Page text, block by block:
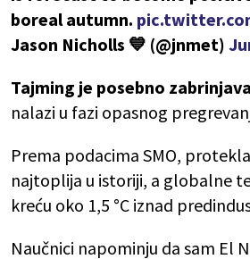
boreal autumn.
Jason Nicholls 💙 (@jnmet)
Tajming je posebno
nalazi u fazi opasnog
Prema podacima SMO,
najtoplija u istoriji, a globalne
kreću oko 1,5 °C iznad
Naučnici napominju da sam El